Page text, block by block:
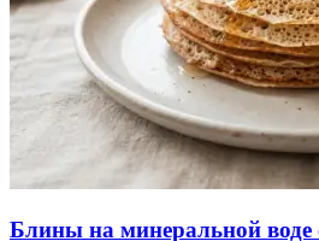
Блины на минеральной воде